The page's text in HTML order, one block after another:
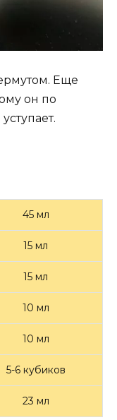
Еще
он по
45 мл
15 мл
15 мл
10 мл
10 мл
5-6 кубиков
23 мл